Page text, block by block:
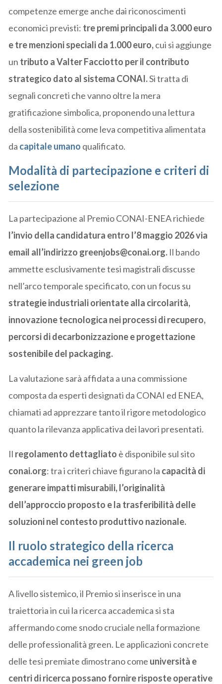
competenze emerge anche dai riconoscimenti
economici previsti: tre premi principali da 3.000 euro
e tre menzioni speciali da 1.000 euro,cui si aggiunge
un tributo a Valter Facciotto per il contributo
strategico dato al sistema CONAI.Si tratta di
segnali concreti che vanno oltre la mera
gratificazione simbolica, proponendo una lettura
della sostenibilità come leva competitiva alimentata
da capitale umano qualificato.
Modalità di partecipazione e criteri di
selezione
La partecipazione al Premio CONAI-ENEA richiede
l’invio della candidatura entro l’8 maggio 2026 via
email all’indirizzo greenjobs@conai.org. Il bando
ammette esclusivamente tesi magistrali discusse
nell’arco temporale specificato, con un focus su
strategie industriali orientate alla circolarità,
innovazione tecnologica nei processi di recupero,
percorsi di decarbonizzazione e progettazione
sostenibile del packaging.
La valutazione sarà affidata a una commissione
composta da esperti designati da CONAI ed ENEA,
chiamati ad apprezzare tanto il rigore metodologico
quanto la rilevanza applicativa dei lavori presentati.
Il regolamento dettagliato è disponibile sul sito
conai.org: tra i criteri chiave figurano la capacità di
generare impatti misurabili, l’originalità
dell’approccio proposto e la trasferibilità delle
soluzioni nel contesto produttivo nazionale.
Il ruolo strategico della ricerca
accademica nei green job
A livello sistemico, il Premio si inserisce in una
traiettoria in cui la ricerca accademica si sta
affermando come snodo cruciale nella formazione
delle professionalità green. Le applicazioni concrete
delle tesi premiate dimostrano come università e
centri di ricerca possano fornire risposte operative